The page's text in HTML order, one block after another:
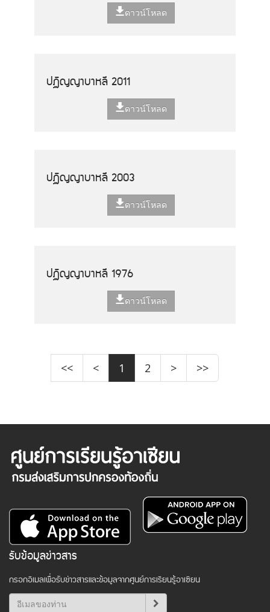
ดาวน์โหลด
ปฏิญญาบาหลี 2011
ดาวน์โหลด
ปฏิญญาบาหลี 2003
ดาวน์โหลด
ปฏิญญาบาหลี 1976
ดาวน์โหลด
<< < 1 2 > >>
รับข้อมูลข่าวสาร
กรอกอีเมลเพื่อรับข่าวสารและข้อมูลจากศูนย์การเรียนรู้อาเซียน